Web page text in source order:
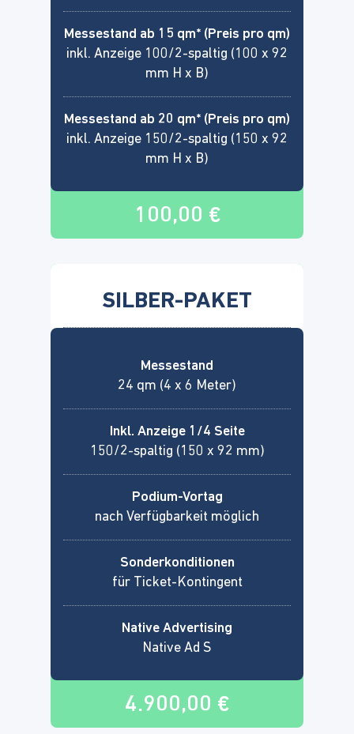
Messestand ab 15 qm* (Preis pro qm)
inkl. Anzeige 100/2-spaltig (100 x 92
mm H x B)
Messestand ab 20 qm* (Preis pro qm)
inkl. Anzeige 150/2-spaltig (150 x 92
mm H x B)
100,00 €
SILBER-PAKET
Messestand
24 qm (4 x 6 Meter)
Inkl. Anzeige 1/4 Seite
150/2-spaltig (150 x 92 mm)
Podium-Vortag
nach Verfügbarkeit möglich
Sonderkonditionen
für Ticket-Kontingent
Native Advertising
Native Ad S
4.900,00 €